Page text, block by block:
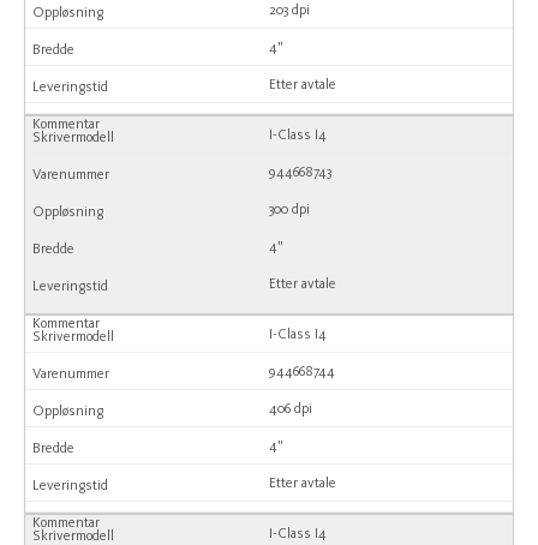
203 dpi
4"
Etter avtale
I-Class I4
944668743
300 dpi
4"
Etter avtale
I-Class I4
944668744
406 dpi
4"
Etter avtale
I-Class I4